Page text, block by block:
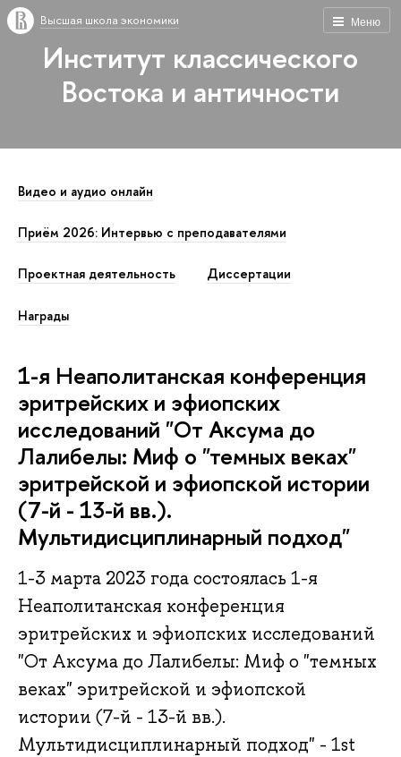
Меню
Высшая школа экономики
Институт классического
Востока и античности
Видео и аудио онлайн
Приём 2026: Интервью с преподавателями
Проектная деятельность Диссертации
Награды
1-я Неаполитанская конференция
эритрейских и эфиопских
исследований "От Аксума до
Лалибелы: Миф о "темных веках"
эритрейской и эфиопской истории
(7-й - 13-й вв.).
Мультидисциплинарный подход"
1-3 марта 2023 года состоялась 1-я
Неаполитанская конференция
эритрейских и эфиопских исследований
"От Аксума до Лалибелы: Миф о "темных
веках" эритрейской и эфиопской
истории (7-й - 13-й вв.).
Мультидисциплинарный подход" - 1st